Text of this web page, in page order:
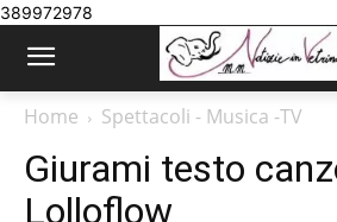
389972978
Home Spettacoli - Musica -TV
Giurami testo
Lolloflow